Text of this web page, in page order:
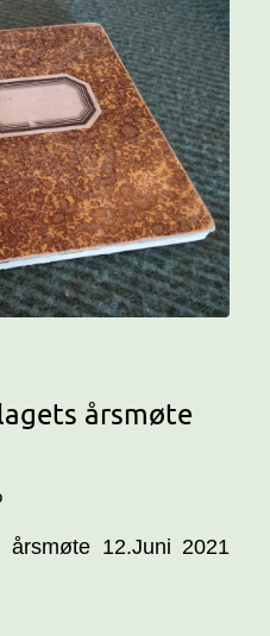
årsmøte
årsmøte 12.Juni 2021